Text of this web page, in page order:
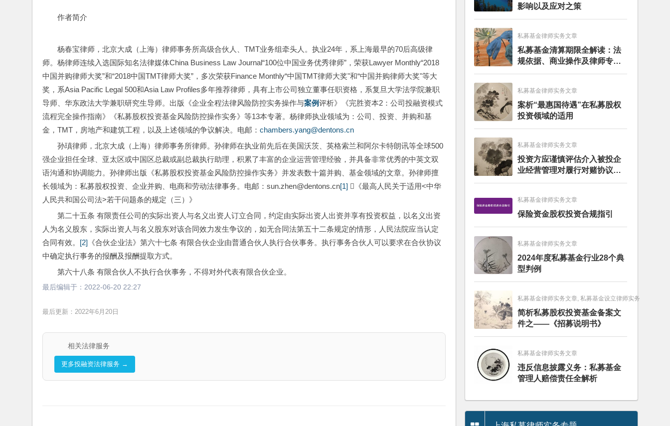
作者简介
杨春宝律师，北京大成（上海）律师事务所高级合伙人、TMT业务组牵头人。执业24年，系上海最早的70后高级律
师。杨律师连续入选国际知名法律媒体China Business Law Journal“100位中国业务优秀律师”，荣获Lawyer Monthly“2018
中国并购律师大奖”和“2018中国TMT律师大奖”，多次荣获Finance Monthly“中国TMT律师大奖"和“中国并购律师大奖"等大
奖，系Asia Pacific Legal 500和Asia Law Profiles多年推荐律师，具有上市公司独立董事任职资格，系复旦大学法学院兼职
导师、华东政法大学兼职研究生导师。出版《企业全程法律风险防控实务操作与案例评析》《完胜资本2：公司投融资模式
流程完全操作指南》《私募股权投资基金风险防控操作实务》等13本专著。杨律师执业领域为：公司、投资、并购和基
金，TMT，房地产和建筑工程，以及上述领域的争议解决。电邮： chambers.yang@dentons.cn
孙瑱律师，北京大成（上海）律师事务所律师。孙律师在执业前先后在美国沃茨、英格索兰和阿尔卡特朗讯等全球500
强企业担任全球、亚太区或中国区总裁或副总裁执行助理，积累了丰富的企业运营管理经验，并具备非常优秀的中英文双
语沟通和协调能力。孙律师出版《私募股权投资基金风险防控操作实务》并发表数十篇并购、基金领域的文章。孙律师擅
长领域为：私募股权投资、企业并购、电商和劳动法律事务。电邮：sun.zhen@dentons.cn[1] 《最高人民关于适用<中华
人民共和国公司法>若干问题条的规定（三）》
第二十五条 有限责任公司的实际出资人与名义出资人订立合同，约定由实际出资人出资并享有投资权益，以名义出资
人为名义股东，实际出资人与名义股东对该合同效力发生争议的，如无合同法第五十二条规定的情形，人民法院应当认定
合同有效。 [2] 《合伙企业法》第六十七条 有限合伙企业由普通合伙人执行合伙事务。执行事务合伙人可以要求在合伙协议
中确定执行事务的报酬及报酬提取方式。
第六十八条 有限合伙人不执行合伙事务，不得对外代表有限合伙企业。
最后编辑于： 2022-06-20 22:27
最后更新：2022年6月20日
相关法律服务
更多投融资法律服务 →
影响以及应对之策
私募基金律师实务文章
私募基金清算期限全解读：法
规依据、商业操作及律师专业
建议
私募基金律师实务文章
案析“最惠国待遇”在私募股权
投资领域的适用
私募基金律师实务文章
投资方应谨慎评估介入被投企
业经营管理对履行对赌协议的
影响
私募基金律师实务文章
保险资金股权投资合规指引
私募基金律师实务文章
2024年度私募基金行业28个典
型判例
私募基金律师实务文章, 私募基金设立律师实务
简析私募股权投资基金备案文
件之——《招募说明书》
私募基金律师实务文章
违反信息披露义务：私募基金
管理人赔偿责任全解析